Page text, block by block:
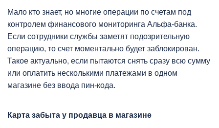
Мало кто знает, но многие операции по счетам под
контролем финансового мониторинга Альфа-банка.
Если сотрудники службы заметят подозрительную
операцию, то счет моментально будет заблокирован.
Такое актуально, если пытаются снять сразу всю сумму
или оплатить несколькими платежами в одном
магазине без ввода пин-кода.
Карта забыта у продавца в магазине